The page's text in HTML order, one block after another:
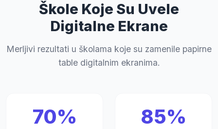
Škole Koje Su Uvele
Digitalne Ekrane
Merljivi rezultati u školama koje su zamenile papirne
table digitalnim ekranima.
70% 85%